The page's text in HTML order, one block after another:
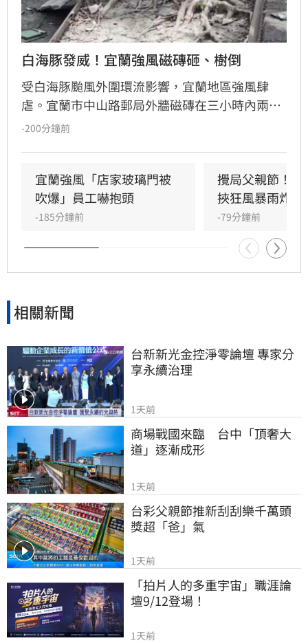
白海豚發威！宜蘭強風磁磚砸、樹倒
受白海豚颱風外圍環流影響，宜蘭地區強風肆
虐。宜蘭市中山路郵局外牆磁磚在三小時內兩度
剝落，武營街亦發生磁磚砸地險象，所幸無人傷
全面停駛。
-200分鐘前
宜蘭強風「店家玻璃門被
吹爆」員工嚇抱頭
-185分鐘前
攪局父親節！
挾狂風暴雨炸雙
-79分鐘前
相關新聞
台新新光金控淨零論壇 專家分
享永續治理
1天前
商場戰國來臨　台中「頂奢大
道」逐漸成形
1天前
台彩父親節推新刮刮樂千萬頭
獎超「爸」氣
1天前
「拍片人的多重宇宙」職涯論
壇9/12登場！
1天前